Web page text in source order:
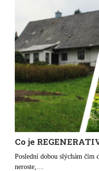
Co je
Poslední dobou slýchám čím
neroste,…